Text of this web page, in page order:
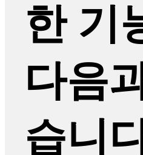
한 기
다음
습니